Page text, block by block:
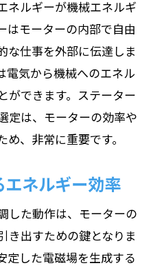
ネルギーが機械エネルギ
はモーターの内部で自由
な仕事を外部に伝達しま
電気から機械へのエネル
ができます。ステーター
定は、モーターの効率や
、非常に重要です。
ネルギー効率
した動作は、モーターの
き出すための鍵となりま
定した電磁場を生成する